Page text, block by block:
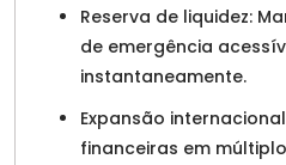
Reserva de liquidez:
de emergência
instantaneamente.
Expansão
financeiras em